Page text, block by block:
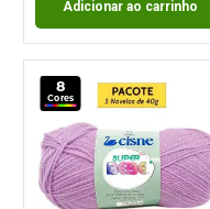
Adicionar ao carrinho
8
Cores